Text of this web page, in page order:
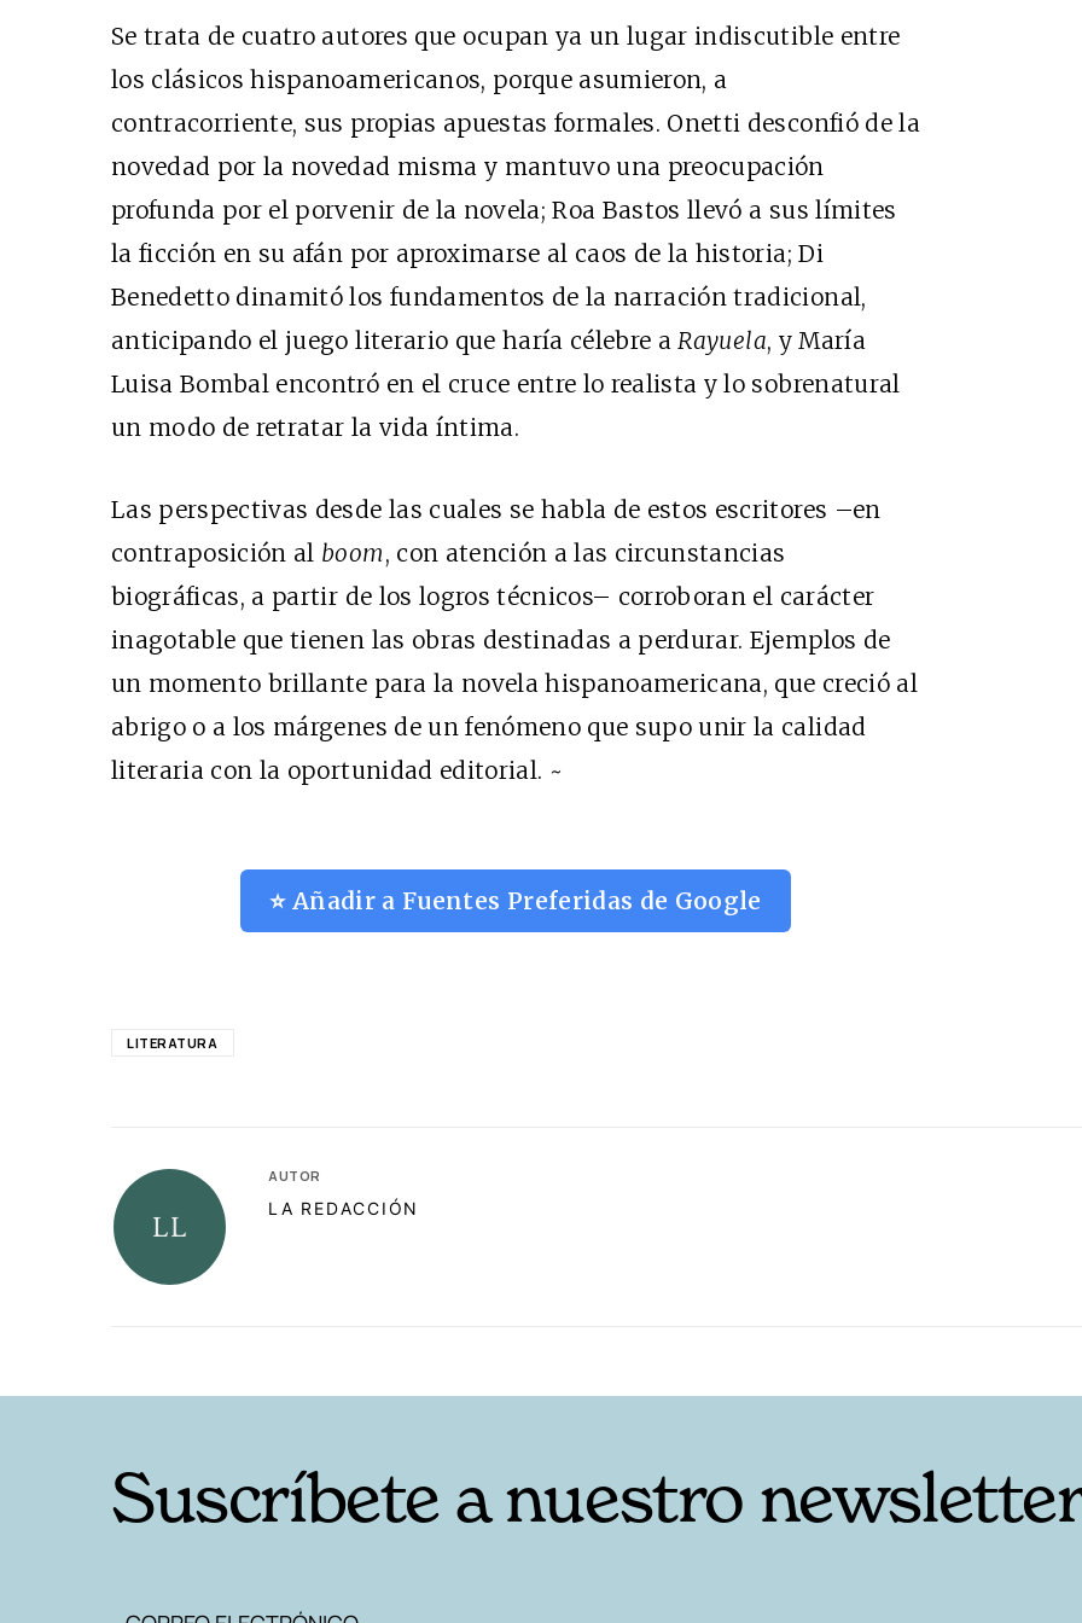
Se trata de cuatro autores que ocupan ya un lugar indiscutible entre
los clásicos hispanoamericanos, porque asumieron, a
contracorriente, sus propias apuestas formales. Onetti desconfió de la
novedad por la novedad misma y mantuvo una preocupación
profunda por el porvenir de la novela; Roa Bastos llevó a sus límites
la ficción en su afán por aproximarse al caos de la historia; Di
Benedetto dinamitó los fundamentos de la narración tradicional,
anticipando el juego literario que haría célebre a Rayuela, y María
Luisa Bombal encontró en el cruce entre lo realista y lo sobrenatural
un modo de retratar la vida íntima.
Las perspectivas desde las cuales se habla de estos escritores –en
contraposición al boom, con atención a las circunstancias
biográficas, a partir de los logros técnicos– corroboran el carácter
inagotable que tienen las obras destinadas a perdurar. Ejemplos de
un momento brillante para la novela hispanoamericana, que creció al
abrigo o a los márgenes de un fenómeno que supo unir la calidad
literaria con la oportunidad editorial. ~
⭐ Añadir a Fuentes Preferidas de Google
LITERATURA
AUTOR
LA REDACCIÓN
Suscríbete a nuestro